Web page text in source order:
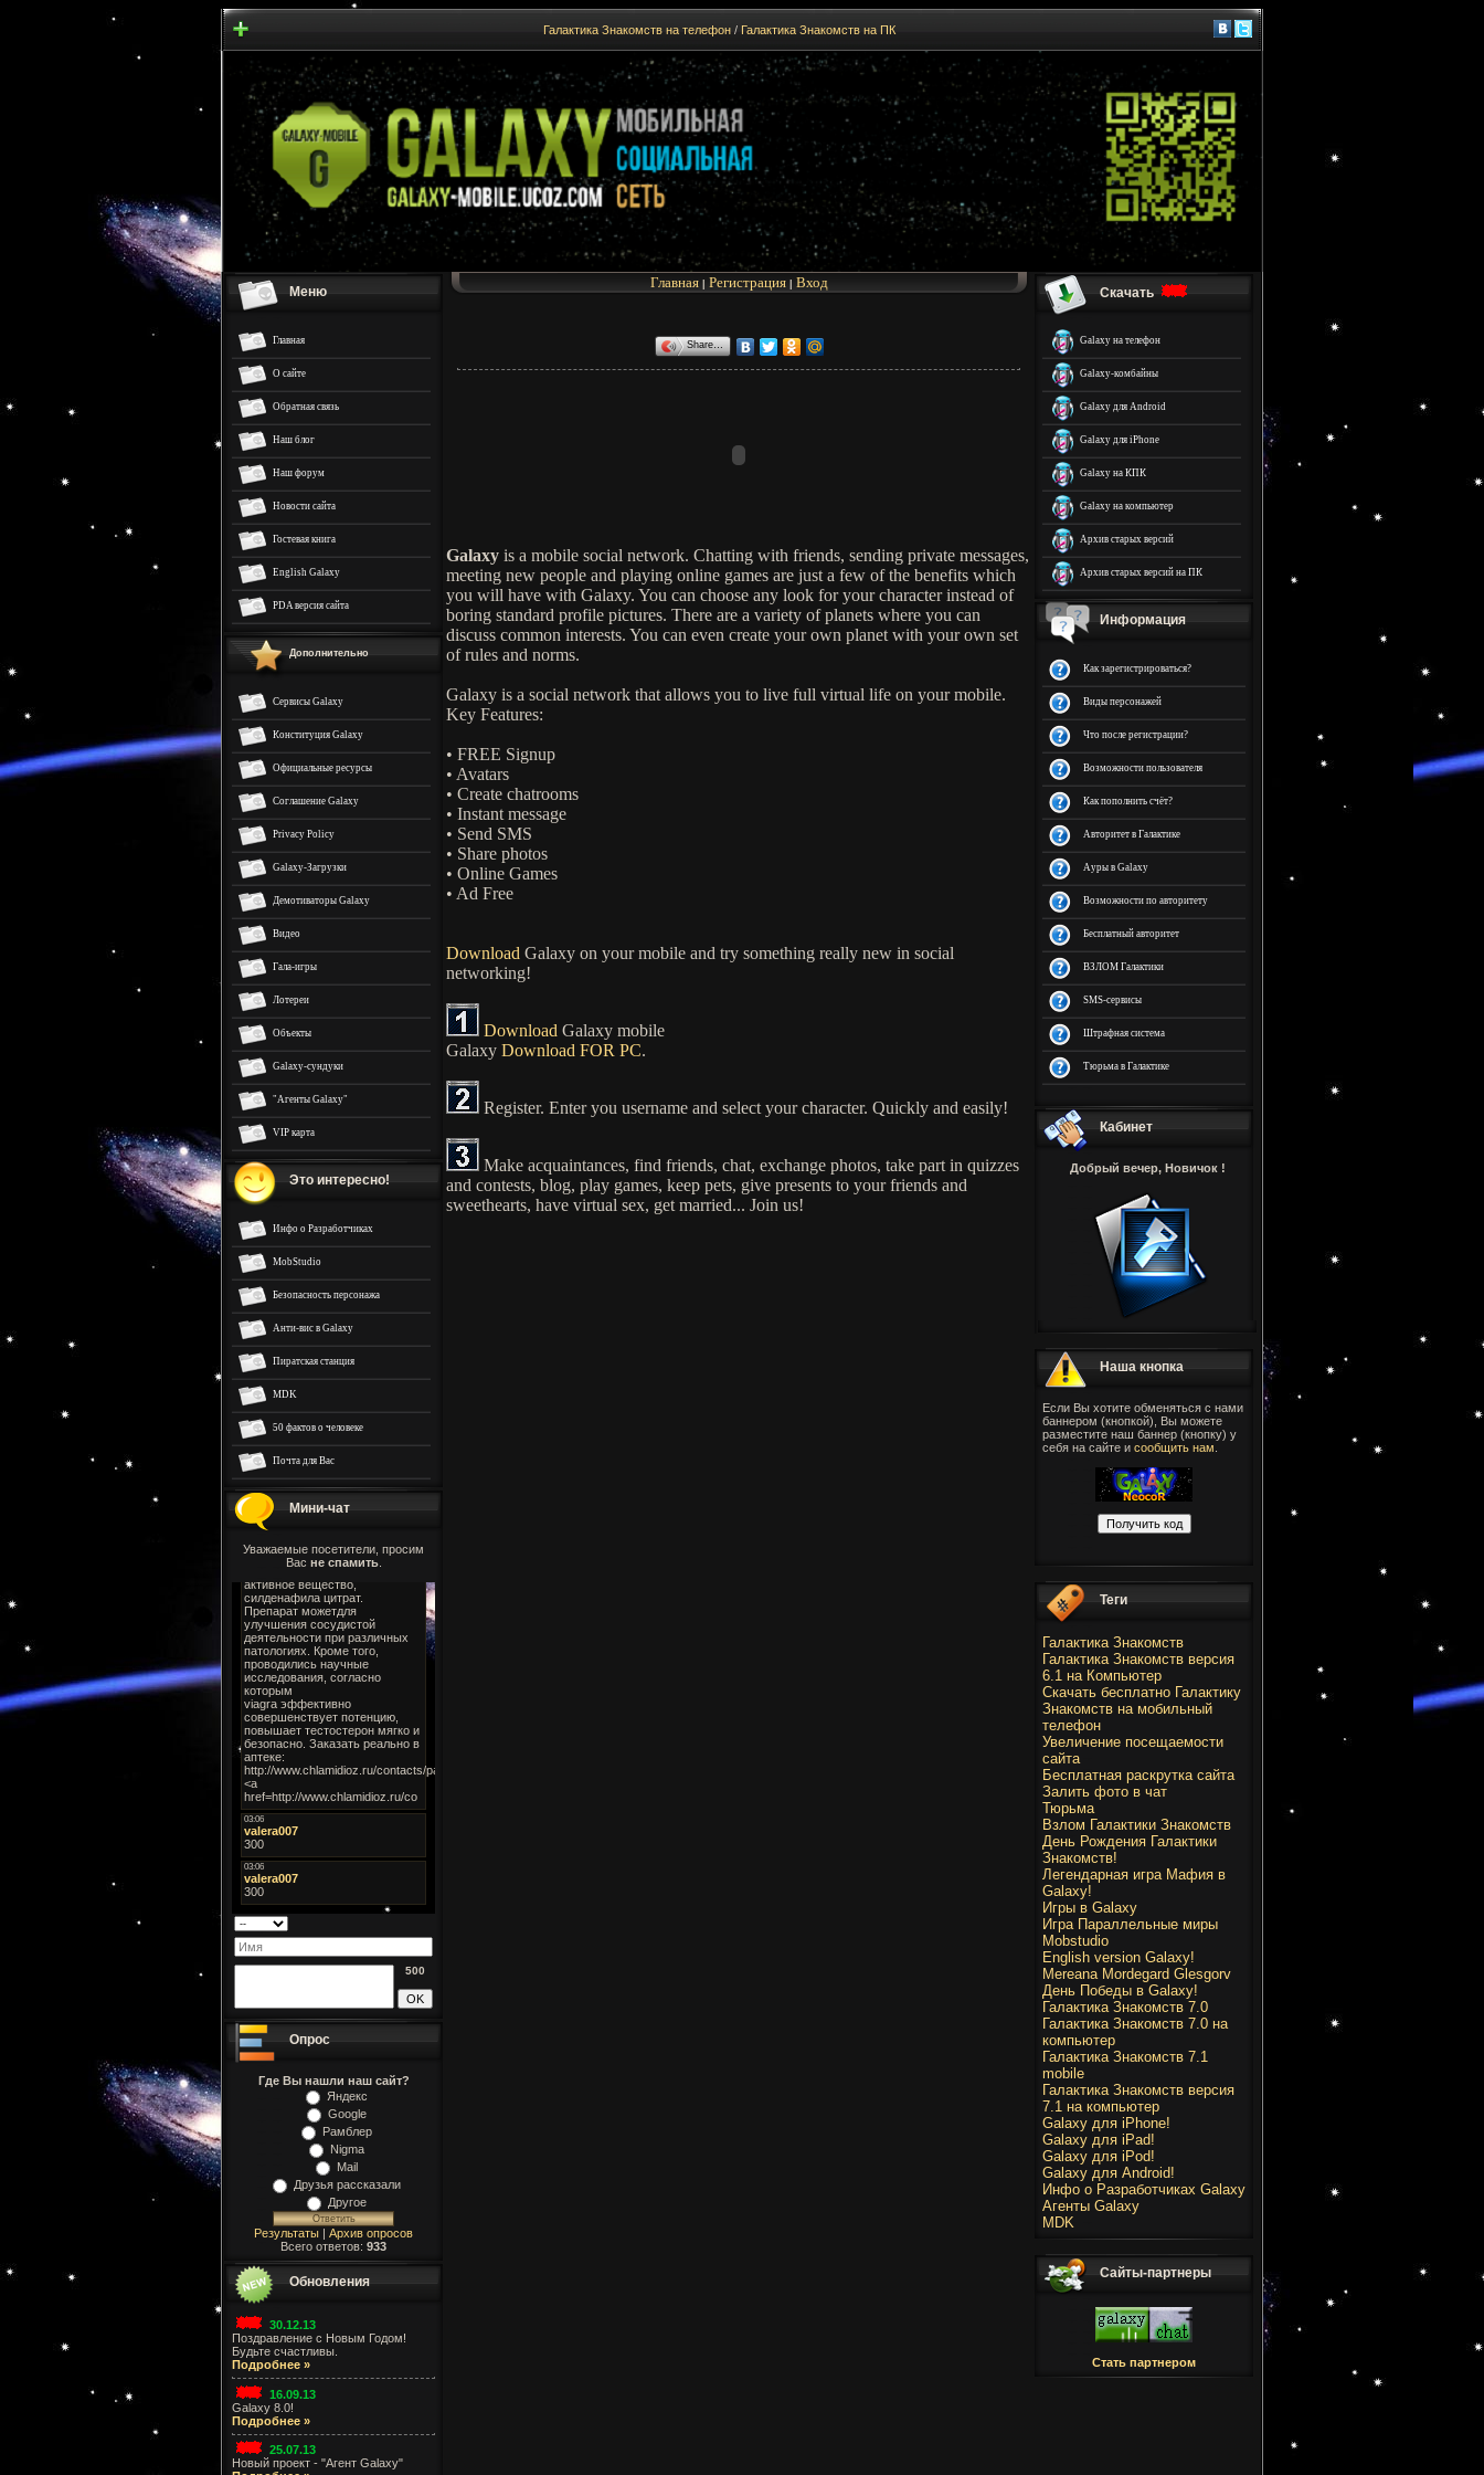
Галактика Знакомств на телефон/ Галактика Знакомств на ПК
Меню
Главная
О сайте
Обратная связь
Наш блог
Наш форум
Новости сайта
Гостевая книга
English Galaxy
PDA версия сайта
Дополнительно
Сервисы Galaxy
Конституция Galaxy
Официальные ресурсы
Соглашение Galaxy
Privacy Policy
Galaxy-Загрузки
Демотиваторы Galaxy
Видео
Гала-игры
Лотереи
Объекты
Galaxy-сундуки
"Агенты Galaxy"
VIP карта
Это интересно!
Инфо о Разработчиках
MobStudio
Безопасность персонажа
Анти-вис в Galaxy
Пиратская станция
MDK
50 фактов о человеке
Почта для Вас
Мини-чат
Уважаемые посетители, просим
Вас не спамить.
500
Опрос
Где Вы нашли наш сайт?
Яндекс
Google
Рамблер
Nigma
Mail
Друзья рассказали
Другое
Результаты | Архив опросов
Всего ответов: 933
Обновления
30.12.13
Поздравление с Новым Годом!
Будьте счастливы.
Подробнее »
16.09.13
Galaxy 8.0!
Подробнее »
25.07.13
Новый проект - "Агент Galaxy"
Главная Регистрация Вход
Share…
Galaxy is a mobile social network. Chatting with friends, sending private messages,
meeting new people and playing online games are just a few of the benefits which
you will have with Galaxy. You can choose any look for your character instead of
boring standard profile pictures. There are a variety of planets where you can
discuss common interests. You can even create your own planet with your own set
of rules and norms.
Galaxy is a social network that allows you to live full virtual life on your mobile.
Key Features:
• FREE Signup
• Avatars
• Create chatrooms
• Instant message
• Send SMS
• Share photos
• Online Games
• Ad Free
Download Galaxy on your mobile and try something really new in social
networking!
Download Galaxy mobile
Galaxy Download FOR PC.
Register. Enter you username and select your character. Quickly and easily!
Make acquaintances, find friends, chat, exchange photos, take part in quizzes
and contests, blog, play games, keep pets, give presents to your friends and
sweethearts, have virtual sex, get married... Join us!
Скачать
Galaxy на телефон
Galaxy-комбайны
Galaxy для Android
Galaxy для iPhone
Galaxy на КПК
Galaxy на компьютер
Архив старых версий
Архив старых версий на ПК
Информация
Как зарегистрироваться?
Виды персонажей
Что после регистрации?
Возможности пользователя
Как пополнить счёт?
Авторитет в Галактике
Ауры в Galaxy
Возможности по авторитету
Бесплатный авторитет
ВЗЛОМ Галактики
SMS-сервисы
Штрафная система
Тюрьма в Галактике
Кабинет
Добрый вечер, Новичок !
Наша кнопка
Если Вы хотите обменяться с нами
баннером (кнопкой), Вы можете
разместите наш баннер (кнопку) у
себя на сайте и сообщить нам
Теги
Галактика Знакомств
Галактика Знакомств версия
6.1 на Компьютер
Скачать бесплатно Галактику
Знакомств на мобильный
телефон
Увеличение посещаемости
сайта
Бесплатная раскрутка сайта
Залить фото в чат
Тюрьма
Взлом Галактики Знакомств
День Рождения Галактики
Знакомств!
Легендарная игра Мафия в
Galaxy!
Игры в Galaxy
Игра Параллельные миры
Mobstudio
English version Galaxy!
Mereana Mordegard Glesgorv
День Победы в Galaxy!
Галактика Знакомств 7.0
Галактика Знакомств 7.0 на
компьютер
Галактика Знакомств 7.1
mobile
Галактика Знакомств версия
7.1 на компьютер
Galaxy для iPhone!
Galaxy для iPad!
Galaxy для iPod!
Galaxy для Android!
Инфо о Разработчиках Galaxy
Агенты Galaxy
MDK
Сайты-партнеры
Стать партнером